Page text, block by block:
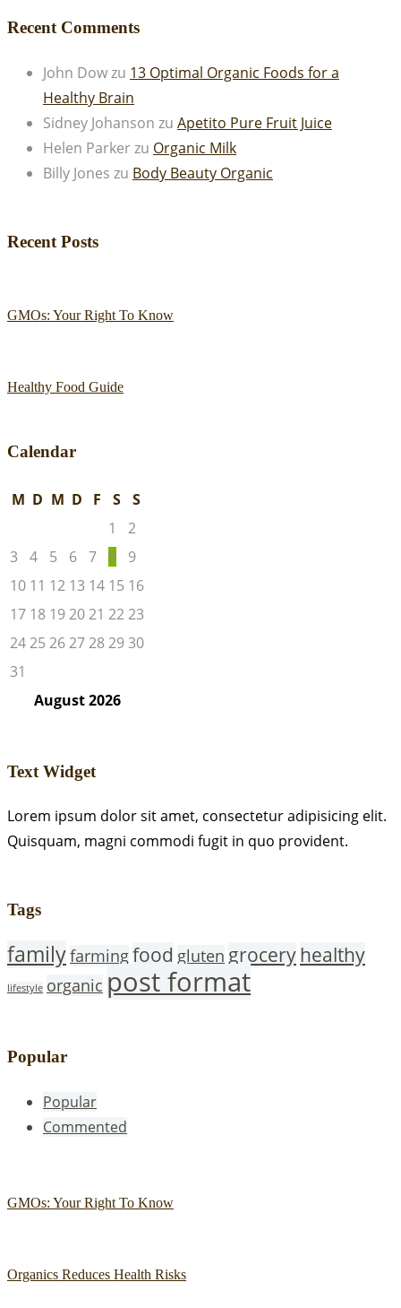
Recent Comments
John Dowzu 13 Optimal Organic Foods for a
Healthy Brain
Sidney Johanson zu Apetito Pure Fruit Juice
Helen Parkerzu Organic Milk
Billy Jones zu Body Beauty Organic
Recent Posts
GMOs: Your Right To Know
Healthy Food Guide
Calendar
M D M D F S
S
1
2
3
4 5 6 7 8
9
10 11 12 13 14 15 16
17 18 192021 2223
24252627282930
31
August2026
Text Widget
Lorem ipsum dolor sit amet, consectetur adipisicing elit.
Quisquam, magni commodi fugit in quo provident.
Tags
familyfarmingfood gluten groceryhealthy
lifestyle organic post format
Popular
Popular
Commented
GMOs: Your Right To Know
Organics Reduces Health Risks